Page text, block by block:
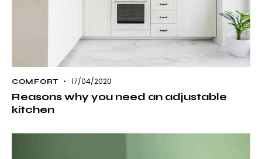
COMFORT 17/04/2020
Reasons why you need an adjustable
kitchen